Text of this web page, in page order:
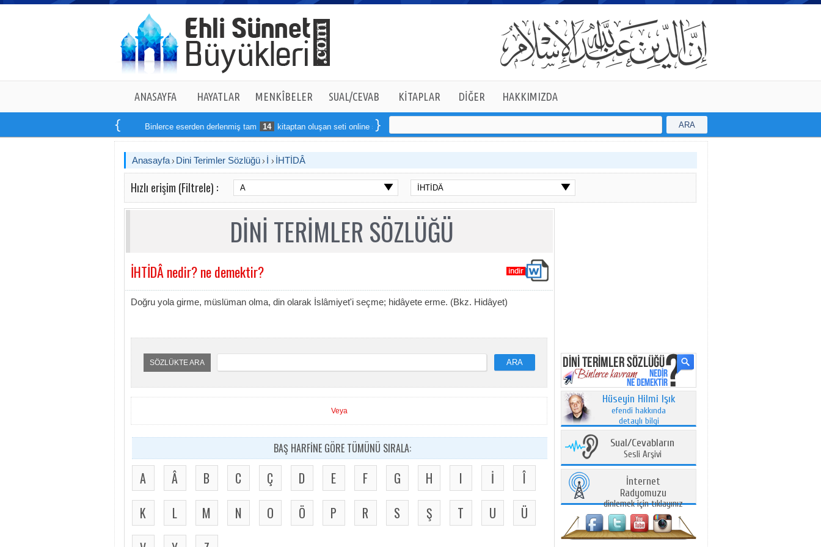
ANASAYFA HAYATLAR MENKÎBELER SUAL/CEVAB KİTAPLAR DİĞER HAKKIMIZDA
Binlerce eserden derlenmiş tam 14 kitaptan oluşan seti online sipariş verebilirsiniz ARA
Anasayfa Dini Terimler Sözlüğü İ İHTİDÂ
Hızlı erişim (Filtrele) :
DİNİ TERİMLER SÖZLÜĞÜ
İHTİDÂ nedir? ne demektir?
Doğru yola girme, müslüman olma, din olarak İslâmiyet'i seçme; hidâyete erme. (Bkz. Hidâyet)
SÖZLÜKTE ARA ARA
Veya
BAŞ HARFİNE GÖRE TÜMÜNÜ SIRALA:
A Â B C Ç D E F G H I İ
Î
K
L M N O Ö P R S Ş T U
Ü
Hüseyin Hilmi Işık
efendi hakkında
detaylı bilgi
Sual/Cevabların
Sesli Arşivi
İnternet
Radyomuzu
dinlemek için tıklayınız